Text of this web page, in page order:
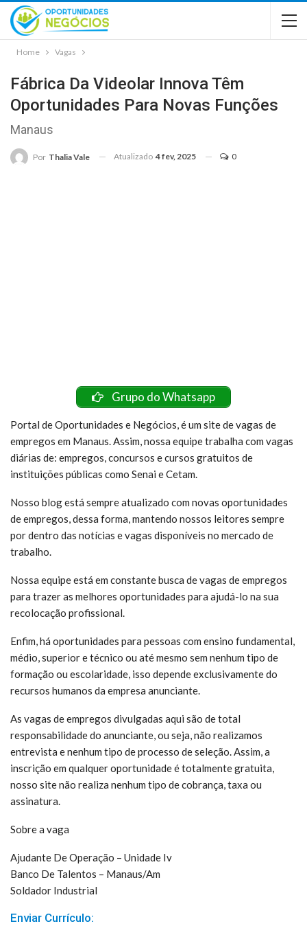
Home Vagas
Fábrica Da Videolar Innova Têm
Oportunidades Para Novas Funções
Manaus
Por Thalia Vale Atualizado 4 fev, 2025 0
Grupo do Whatsapp
Portal de Oportunidades e Negócios, é um site de vagas de
empregos em Manaus. Assim, nossa equipe trabalha com vagas
diárias de: empregos, concursos e cursos gratuitos de
instituições públicas como Senai e Cetam.
Nosso blog está sempre atualizado com novas oportunidades
de empregos, dessa forma, mantendo nossos leitores sempre
por dentro das notícias e vagas disponíveis no mercado de
trabalho.
Nossa equipe está em constante busca de vagas de empregos
para trazer as melhores oportunidades para ajudá-lo na sua
recolocação profissional.
Enfim, há oportunidades para pessoas com ensino fundamental,
médio, superior e técnico ou até mesmo sem nenhum tipo de
formação ou escolaridade, isso depende exclusivamente do
recursos humanos da empresa anunciante.
As vagas de empregos divulgadas aqui são de total
responsabilidade do anunciante, ou seja, não realizamos
entrevista e nenhum tipo de processo de seleção. Assim, a
inscrição em qualquer oportunidade é totalmente gratuita,
nosso site não realiza nenhum tipo de cobrança, taxa ou
assinatura.
Sobre a vaga
Ajudante De Operação – Unidade Iv
Banco De Talentos – Manaus/Am
Soldador Industrial
Enviar Currículo: